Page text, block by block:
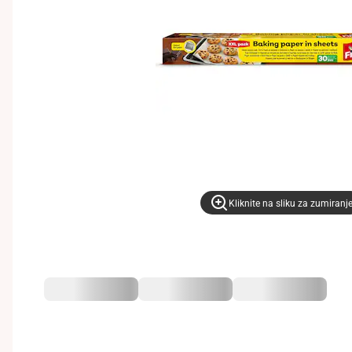
Kliknite na sliku za zumiranje